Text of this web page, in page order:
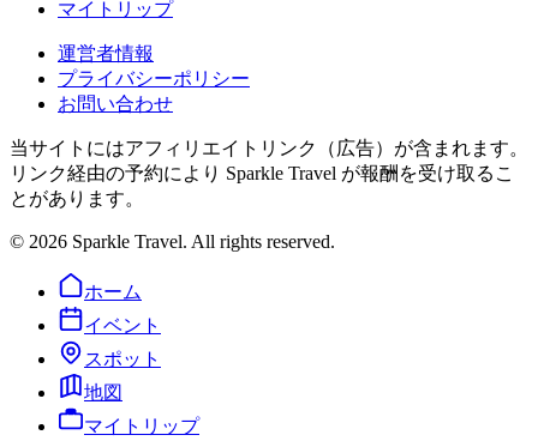
マイトリップ
運営者情報
プライバシーポリシー
お問い合わせ
当サイトにはアフィリエイトリンク（広告）が含まれます。
リンク経由の予約により Sparkle Travel が報酬を受け取るこ
とがあります。
© 2026 Sparkle Travel. All rights reserved.
ホーム
イベント
スポット
地図
マイトリップ